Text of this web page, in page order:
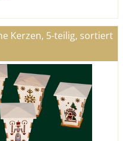
Kerzen, 5-teilig, sortiert